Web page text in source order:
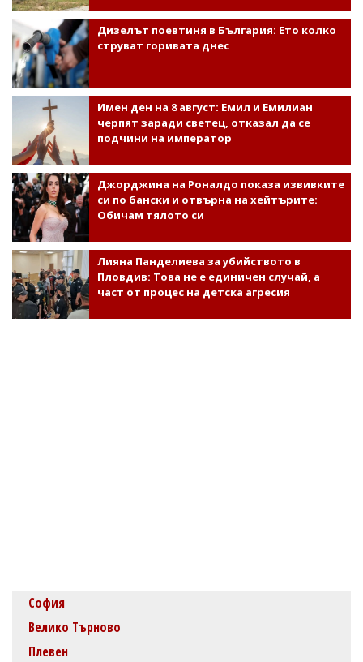
Дизелът поевтиня в България: Ето колко
струват горивата днес
Имен ден на 8 август: Емил и Емилиан
черпят заради светец, отказал да се
подчини на император
Джорджина на Роналдо показа извивките
си по бански и отвърна на хейтърите:
Обичам тялото си
Лияна Панделиева за убийството в
Пловдив: Това не е единичен случай, а
част от процес на детска агресия
София
Велико Търново
Плевен